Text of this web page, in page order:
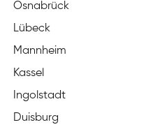
Osnabrück
Lübeck
Mannheim
Kassel
Ingolstadt
Duisburg